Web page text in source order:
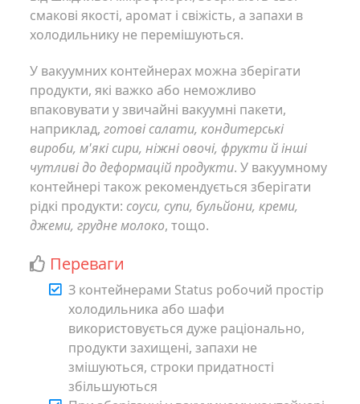
смакові якості, аромат і свіжість, а запахи в
холодильнику не перемішуються.
У вакуумних контейнерах можна зберігати
продукти, які важко або неможливо
впаковувати у звичайні вакуумні пакети,
наприклад, готові салати, кондитерські
вироби, м'які сири, ніжні овочі, фрукти й інші
чутливі до деформацій продукти. У вакуумному
контейнері також рекомендується зберігати
рідкі продукти: соуси, супи, бульйони, креми,
джеми, грудне молоко, тощо.
Переваги
З контейнерами Status робочий простір
холодильника або шафи
використовується дуже раціонально,
продукти захищені, запахи не
змішуються, строки придатності
збільшуються